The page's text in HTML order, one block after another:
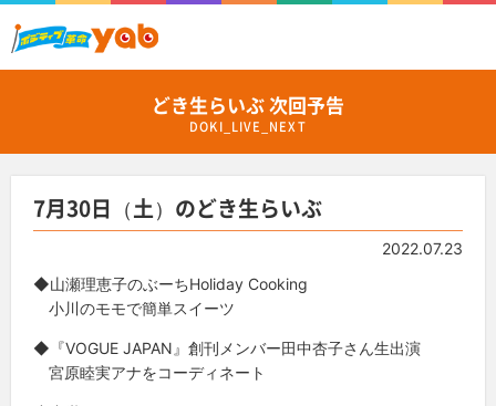
どき生らいぶ 次回予告
DOKI_LIVE_NEXT
7月30日（土）のどき生らいぶ
2022.07.23
◆山瀬理恵子のぶーちHoliday Cooking
小川のモモで簡単スイーツ
◆『VOGUE JAPAN』創刊メンバー田中杏子さん生出演
宮原睦実アナをコーディネート